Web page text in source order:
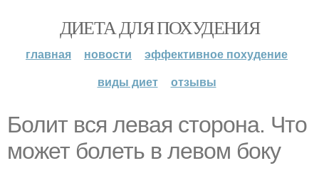
ДИЕТА ДЛЯ ПОХУДЕНИЯ
главная новости
эффективное похудение
виды диет
отзывы
Болит вся левая сторона. Что
может болеть в левом боку